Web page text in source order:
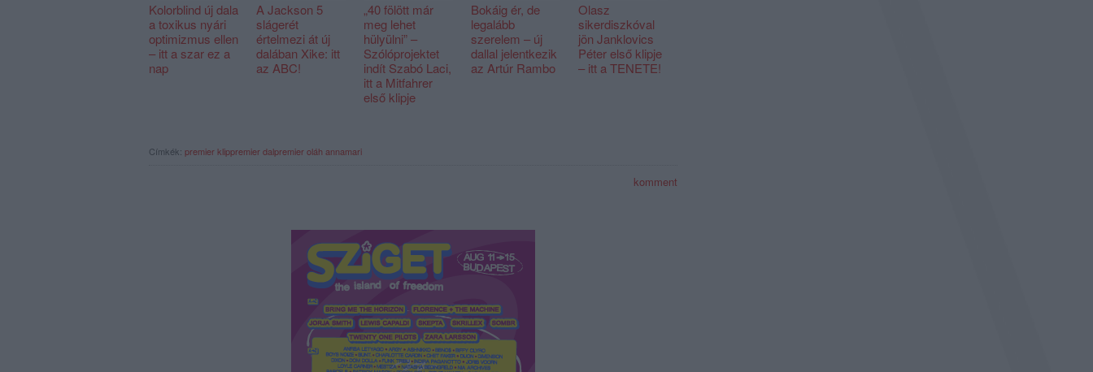
Kolorblind új dala
a toxikus nyári
optimizmus ellen
– itt a szar ez a
nap
A Jackson 5
slágerét
értelmezi át új
dalában Xike: itt
az ABC!
„40 fölött már
meg lehet
hülyülni” –
Szólóprojektet
indít Szabó Laci,
itt a Mitfahrer
első klipje
Bokáig ér, de
legalább
szerelem – új
dallal jelentkezik
az Artúr Rambo
Olasz
sikerdiszkóval
jön Janklovics
Péter első klipje
– itt a TENETE!
Címkék: premier klippremierdalpremieroláh annamari
komment